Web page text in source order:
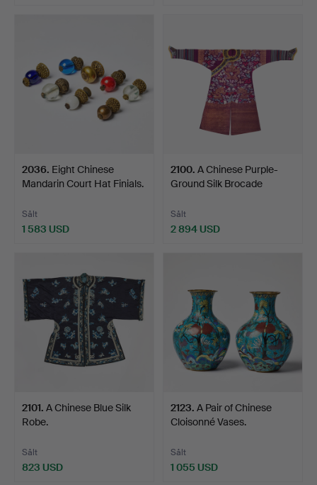
2036. Eight Chinese
Mandarin Court Hat Finials.
Sålt
1 583 USD
2100. A Chinese Purple-
Ground Silk Brocade
Sålt
2 894 USD
2101. A Chinese Blue Silk
Robe.
Sålt
823 USD
2123. A Pair of Chinese
Cloisonné Vases.
Sålt
1 055 USD